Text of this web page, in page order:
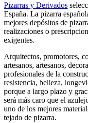
Pizarras y Derivados
España. La pizarra
mejores depósitos de
realizaciones o
exigentes.
Arquitectos, promotores,
artesanos, artesanos,
profesionales de la
resistencia, belleza,
porque a largo plazo y
será más caro que el
uno de los mejores
tejado de pizarra.